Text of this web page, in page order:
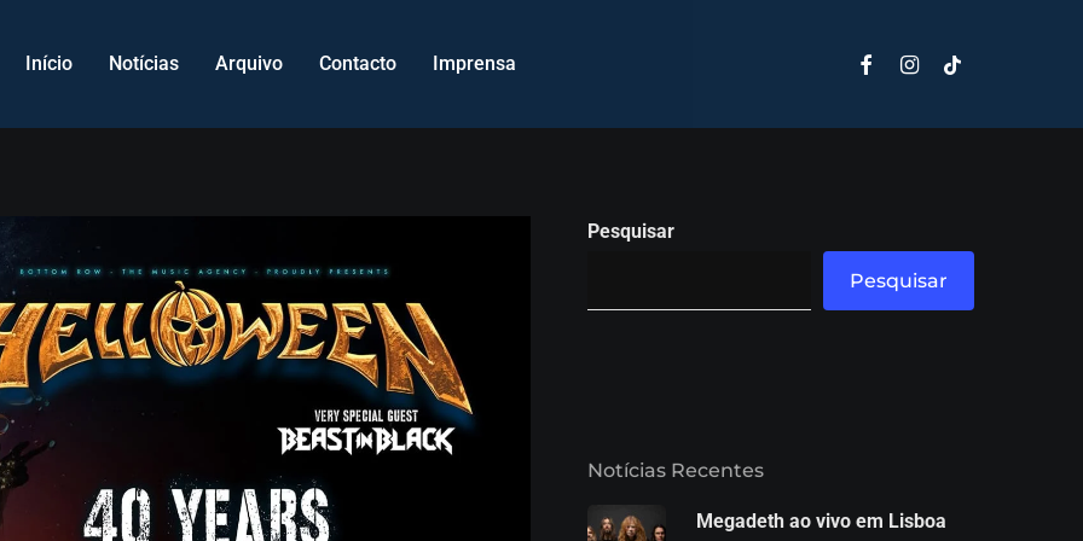
Início Notícias Arquivo Contacto Imprensa FacebookInstagram
Tiktok
Pesquisar
Pesquisar
Notícias Recentes
Megadeth ao vivo em Lisboa